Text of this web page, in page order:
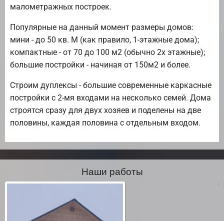
малометражных построек.
Популярные на данный момент размеры домов:
мини - до 50 кв. М (как правило, 1-этажные дома);
компактные - от 70 до 100 м2 (обычно 2х этажные);
большие постройки - начиная от 150м2 и более.
Строим дуплексы - большие современные каркасные
постройки с 2-мя входами на несколько семей. Дома
строятся сразу для двух хозяев и поделены на две
половины, каждая половина с отдельным входом.
Наши работы